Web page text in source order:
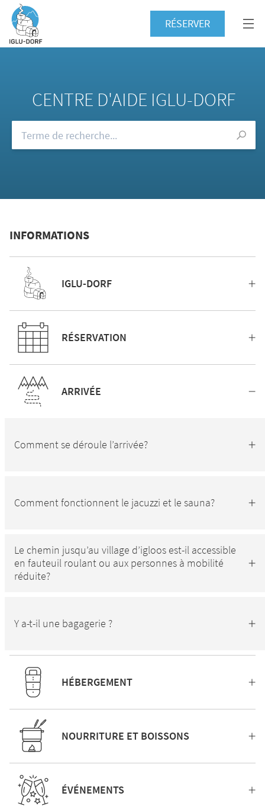
RÉSERVER
CENTRE D'AIDE IGLU-DORF
INFORMATIONS
IGLU-DORF
RÉSERVATION
ARRIVÉE
Comment se déroule l’arrivée?
Comment fonctionnent le jacuzzi et le sauna?
Le chemin jusqu’au village d’igloos est-il accessible
en fauteuil roulant ou aux personnes à mobilité
réduite?
Y a-t-il une bagagerie ?
HÉBERGEMENT
NOURRITURE ET BOISSONS
ÉVÉNEMENTS